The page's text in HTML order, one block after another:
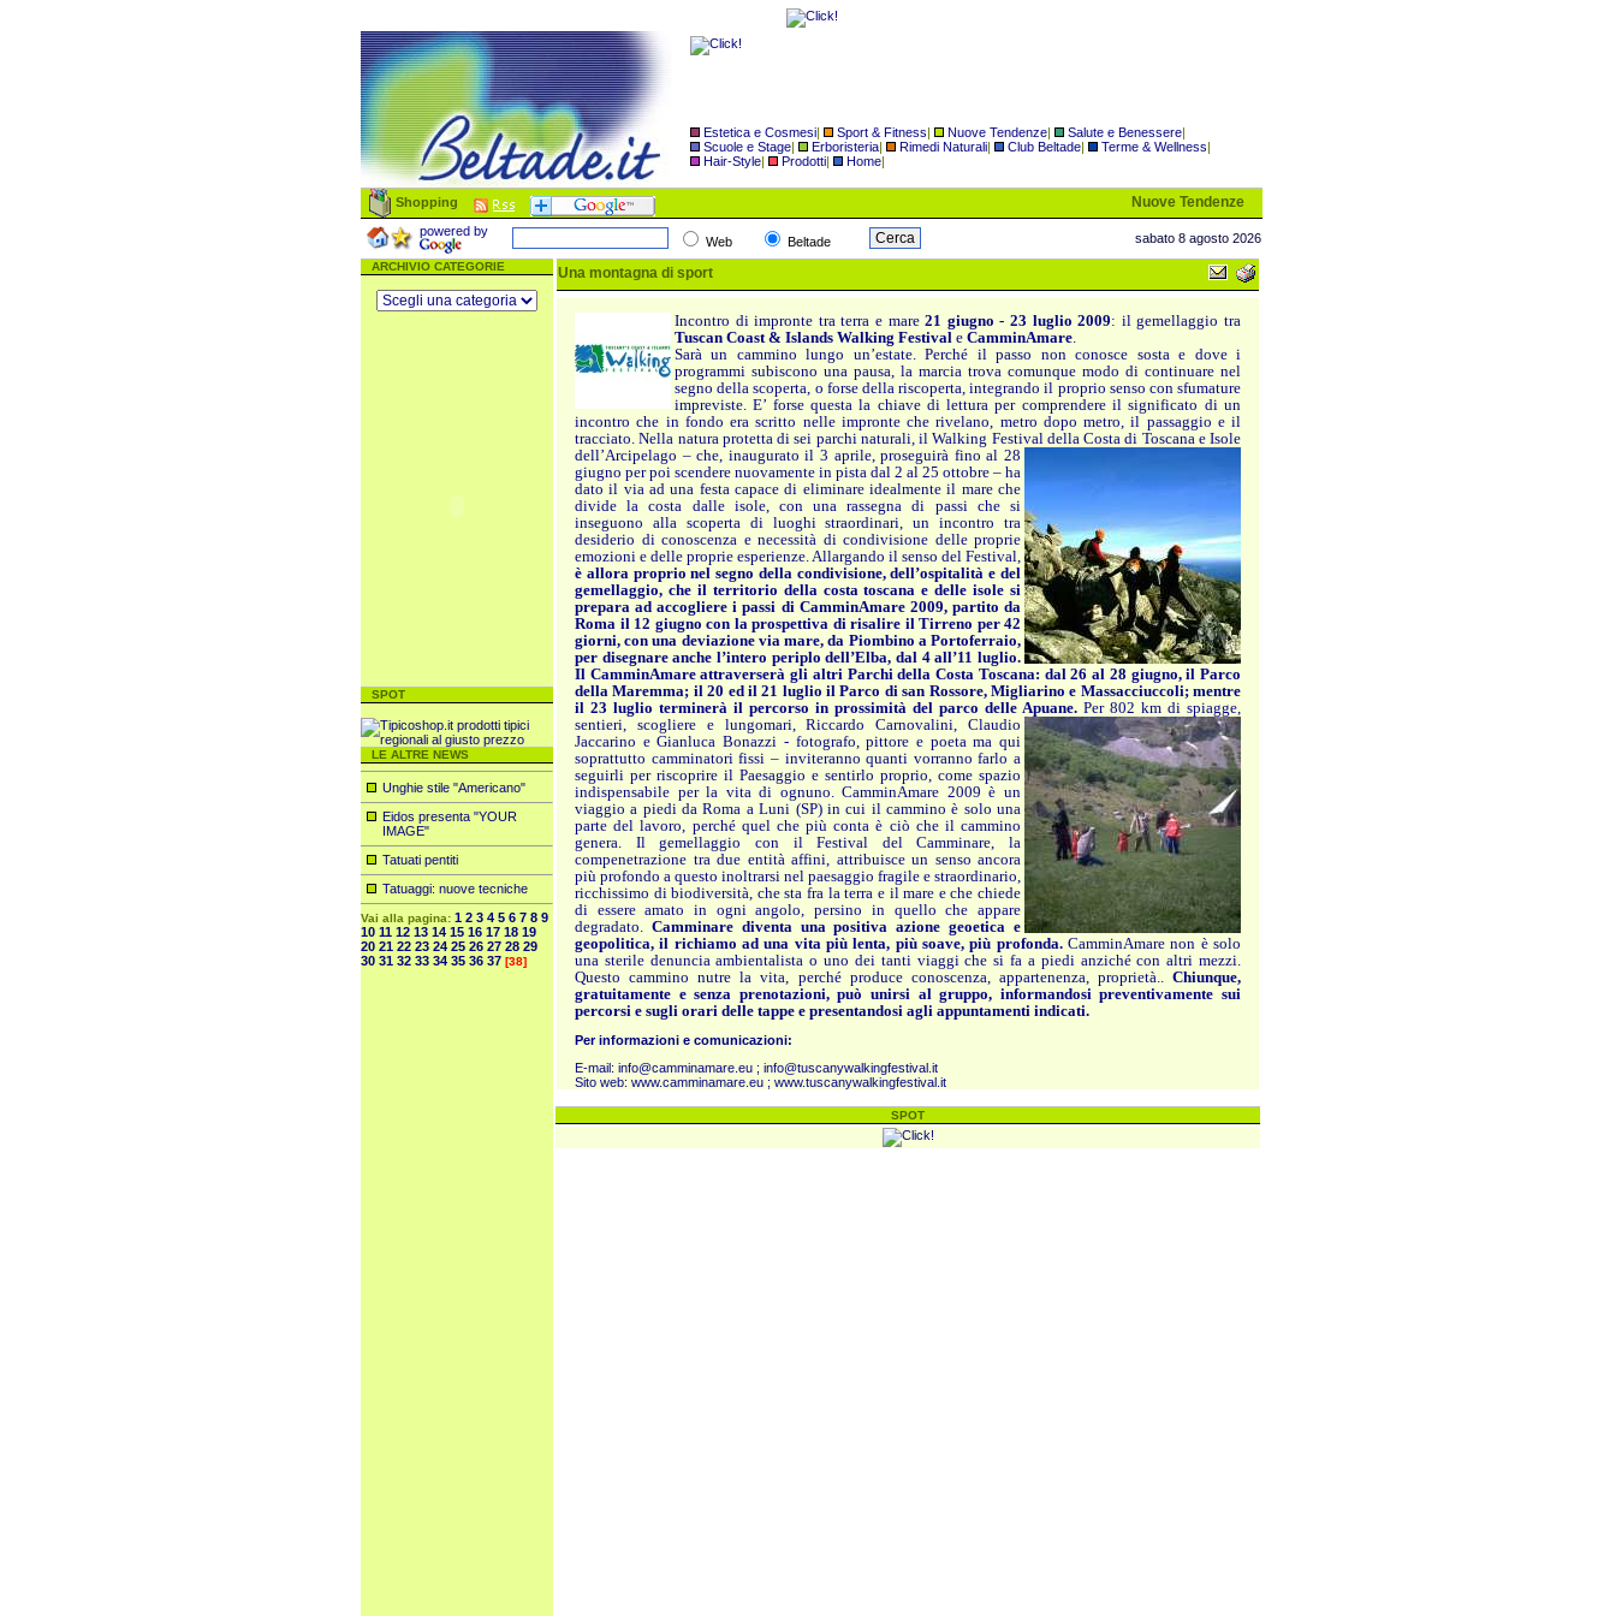
Estetica e Cosmesi| Sport & Fitness| Nuove Tendenze| Salute e Benessere|
Scuole e Stage| Erboristeria| Rimedi Naturali| Club Beltade| Terme & Wellness|
Hair-Style| Prodotti| Home|
Shopping Nuove Tendenze
powered by
Web Beltade sabato 8 agosto 2026
ARCHIVIO CATEGORIE
SPOT
LE ALTRE NEWS
Unghie stile "Americano"
Eidos presenta "YOUR
IMAGE"
Tatuati pentiti
Tatuaggi: nuove tecniche
Vai alla pagina: 1 2 3 4 5 6 7 8 9
10 11 12 13 14 15 16 17 18 19
20 21 22 23 24 25 26 27 28 29
30 31 32 33 34 35 36 37 [38]
Una montagna di sport
Incontro di impronte tra terra e mare21 giugno - 23 luglio 2009: il gemellaggio tra
Tuscan Coast & Islands Walking Festival e CamminAmare.
Sarà un cammino lungo un’estate. Perché il passo non conosce sosta e dove i
programmi subiscono una pausa, la marcia trova comunque modo di continuare nel
segno della scoperta, o forse della riscoperta, integrando il proprio senso con sfumature
impreviste. E’ forse questa la chiave di lettura per comprendere il significato di un
incontro che in fondo era scritto nelle impronte che rivelano, metro dopo metro, il passaggio e il
tracciato. Nella natura protetta di sei parchi naturali, il Walking Festival della Costa di Toscana e Isole
dell’Arcipelago – che, inaugurato il 3 aprile, proseguirà fino al 28
giugno per poi scendere nuovamente in pista dal 2 al 25 ottobre – ha
dato il via ad una festa capace di eliminare idealmente il mare che
divide la costa dalle isole, con una rassegna di passi che si
inseguono alla scoperta di luoghi straordinari, un incontro tra
desiderio di conoscenza e necessità di condivisione delle proprie
emozioni e delle proprie esperienze. Allargando il senso del Festival,
è allora proprio nel segno della condivisione, dell’ospitalità e del
gemellaggio, che il territorio della costa toscana e delle isole si
prepara ad accogliere i passi di CamminAmare 2009, partito da
Roma il 12 giugno con la prospettiva di risalire il Tirreno per 42
giorni, con una deviazione via mare, da Piombino a Portoferraio,
per disegnare anche l’intero periplo dell’Elba, dal 4 all’11 luglio.
Il CamminAmare attraverserà gli altri Parchi della Costa Toscana: dal 26 al 28 giugno, il Parco
della Maremma; il 20 ed il 21 luglio il Parco di san Rossore, Migliarino e Massacciuccoli; mentre
il 23 luglio terminerà il percorso in prossimità del parco delle Apuane. Per 802 km di spiagge,
sentieri, scogliere e lungomari, Riccardo Carnovalini, Claudio
Jaccarino e Gianluca Bonazzi - fotografo, pittore e poeta ma qui
soprattutto camminatori fissi – inviteranno quanti vorranno farlo a
seguirli per riscoprire il Paesaggio e sentirlo proprio, come spazio
indispensabile per la vita di ognuno. CamminAmare 2009 è un
viaggio a piedi da Roma a Luni (SP) in cui il cammino è solo una
parte del lavoro, perché quel che più conta è ciò che il cammino
genera. Il gemellaggio con il Festival del Camminare, la
compenetrazione tra due entità affini, attribuisce un senso ancora
più profondo a questo inoltrarsi nel paesaggio fragile e straordinario,
ricchissimo di biodiversità, che sta fra la terra e il mare e che chiede
di essere amato in ogni angolo, persino in quello che appare
degradato. Camminare diventa una positiva azione geoetica e
geopolitica, il richiamo ad una vita più lenta, più soave, più profonda. CamminAmare non è solo
una sterile denuncia ambientalista o uno dei tanti viaggi che si fa a piedi anziché con altri mezzi.
Questo cammino nutre la vita, perché produce conoscenza, appartenenza, proprietà.. Chiunque,
gratuitamente e senza prenotazioni, può unirsi al gruppo, informandosi preventivamente sui
percorsi e sugli orari delle tappe e presentandosi agli appuntamenti indicati.
Per informazioni e comunicazioni:
E-mail: info@camminamare.eu ; info@tuscanywalkingfestival.it
Sito web: www.camminamare.eu ; www.tuscanywalkingfestival.it
SPOT